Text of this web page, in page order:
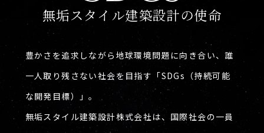
無垢スタイル建築設計の使命
豊かさを追求しながら地球環境問題に向き合い、誰
一人取り残さない社会を目指す「SDGs（持続可能
な開発目標）」。
無垢スタイル建築設計株式会社は、国際社会の一員